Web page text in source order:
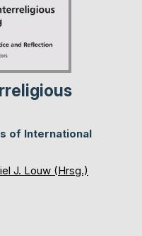
of International
J. Louw (Hrsg.)